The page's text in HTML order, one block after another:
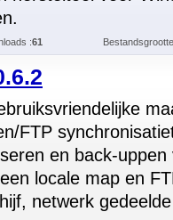
:61
FTP
en back-uppen
locale map en
netwerk